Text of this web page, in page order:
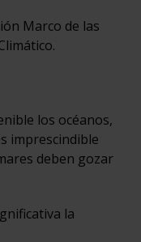
Marco de las
los océanos,
imprescindible
deben gozar
la